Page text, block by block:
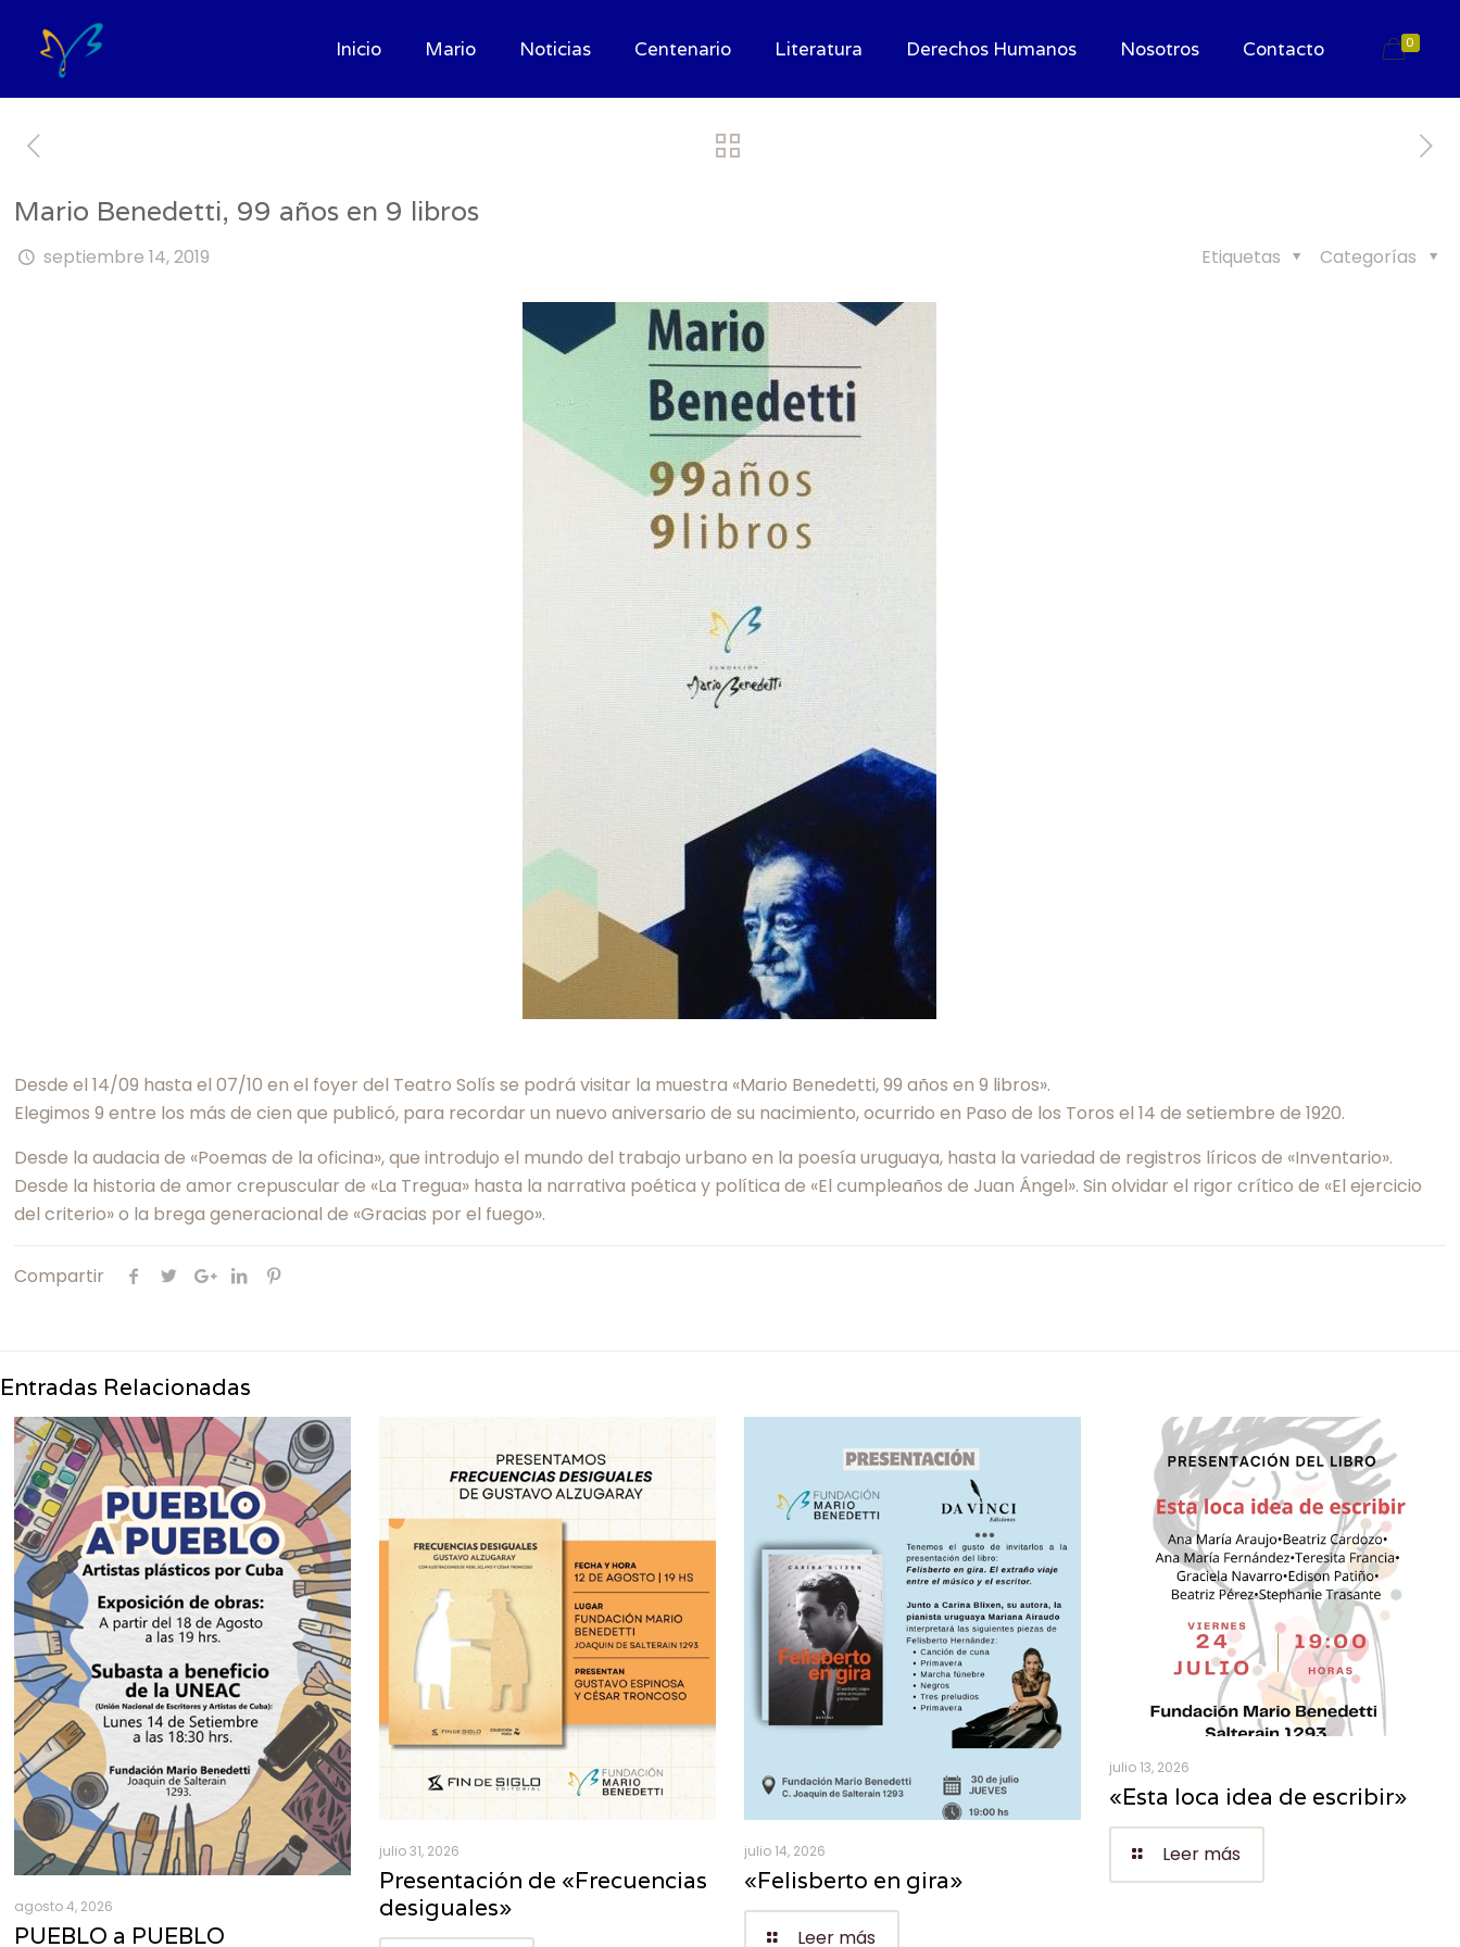
Inicio Mario Noticias Centenario Literatura Derechos Humanos Nosotros Contacto 0
Mario Benedetti, 99 años en 9 libros
septiembre 14, 2019 Categorías
Etiquetas
Desde el 14/09 hasta el 07/10 en el foyer del Teatro Solís se podrá visitar la muestra «Mario Benedetti, 99 años en 9 libros».
Elegimos 9 entre los más de cien que publicó, para recordar un nuevo aniversario de su nacimiento, ocurrido en Paso de los Toros el 14 de setiembre de 1920.
Desde la audacia de «Poemas de la oficina», que introdujo el mundo del trabajo urbano en la poesía uruguaya, hasta la variedad de registros líricos de «Inventario».
Desde la historia de amor crepuscular de «La Tregua» hasta la narrativa poética y política de «El cumpleaños de Juan Ángel». Sin olvidar el rigor crítico de «El ejercicio
del criterio» o la brega generacional de «Gracias por el fuego».
Compartir
Entradas Relacionadas
agosto 4, 2026
PUEBLO a PUEBLO
julio 31, 2026
Presentación de «Frecuencias
desiguales»
julio 14, 2026
«Felisberto en gira»
Leer más
julio 13, 2026
«Esta loca idea de escribir»
Leer más